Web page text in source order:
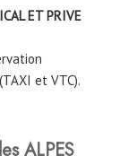
ET PRIVE
et VTC).
ALPES